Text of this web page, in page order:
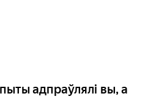
адпраўлялі вы, а